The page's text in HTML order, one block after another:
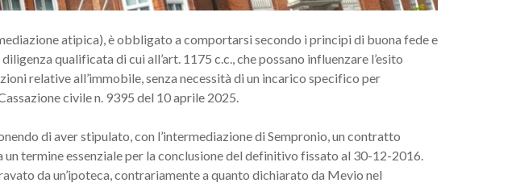
atipica), è obbligato a comportarsi secondo i principi di buona fede e
qualificata di cui all’art. 1175 c.c., che possano influenzare l’esito
relative all’immobile, senza necessità di un incarico specifico per
civile n. 9395 del 10 aprile 2025.
di aver stipulato, con l’intermediazione di Sempronio, un contratto
termine essenziale per la conclusione del definitivo fissato al 30-12-2016.
da un’ipoteca, contrariamente a quanto dichiarato da Mevio nel